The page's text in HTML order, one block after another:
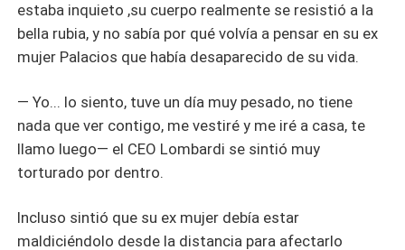
estaba inquieto ,su cuerpo realmente se resistió a la
bella rubia, y no sabía por qué volvía a pensar en su ex
mujer Palacios que había desaparecido de su vida.
— Yo... lo siento, tuve un día muy pesado, no tiene
nada que ver contigo, me vestiré y me iré a casa, te
llamo luego— el CEO Lombardi se sintió muy
torturado por dentro.
Incluso sintió que su ex mujer debía estar
maldiciéndolo desde la distancia para afectarlo